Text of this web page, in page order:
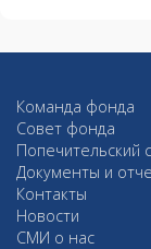
Команда фонда
Совет фонда
Попечительский
Документы и
Контакты
Новости
СМИ о нас